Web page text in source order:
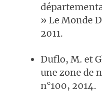
» Le Monde
2011.
Duflo, M. et
une zone de
n°100, 2014.